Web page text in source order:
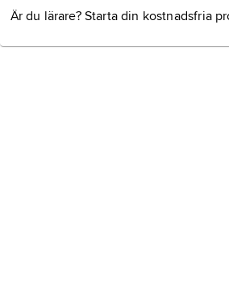
Är du lärare? Starta din kostnadsfria